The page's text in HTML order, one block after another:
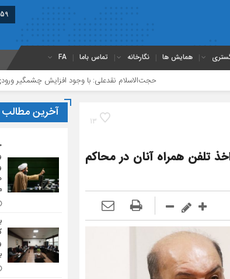
همایش ها نگارخانه تماس باما FA
حجت‌الاسلام نقدعلی: با وجود افزایش چشمگیر ورودی‌های حرفه
13
تلفن همراه آنان در محاکم
آخرین مطالب